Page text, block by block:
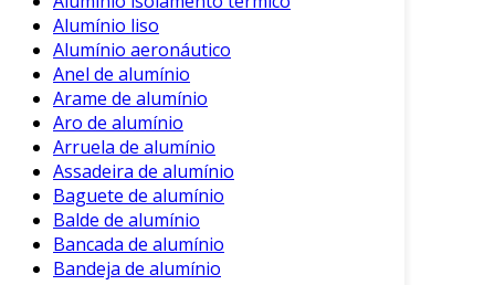
Resistência à Corrosão
possui propriedades naturais de
resistência à corrosão. Isso aumenta a
durabilidade da carroceria, reduzindo
custos com manutenção e reparos.
Alta Resistência e Rigidez
leve, o alumínio pode ser projetado para
oferecer uma resistência excepcional. Isso
garante a segurança dos passageiros e
Alumínio liso
Alumínio aeronáutico
Anel de alumínio
Arame de alumínio
Aro de alumínio
Arruela de alumínio
Assadeira de alumínio
Baguete de alumínio
Balde de alumínio
Bancada de alumínio
Bandeja de alumínio